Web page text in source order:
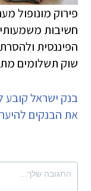
פירוק מונופול
חשיבות
הפיננסית
שוק תשלומים
בנק ישראל קובע
את הבנקים להיערך